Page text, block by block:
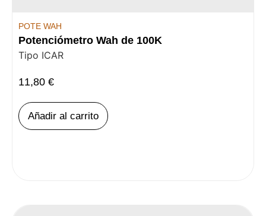
POTE WAH
Potenciómetro Wah de 100K
Tipo ICAR
11,80 €
Añadir al carrito